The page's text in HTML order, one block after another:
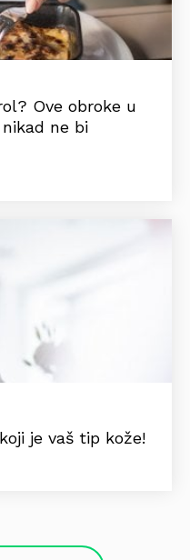
Ove obroke u
ne bi
je vaš tip kože!